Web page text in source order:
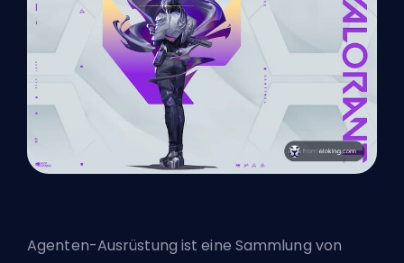
Agenten-Ausrüstung ist eine Sammlung von